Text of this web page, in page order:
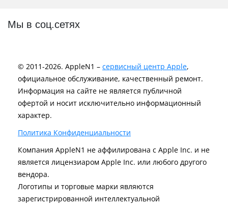
Мы в соц.сетях
© 2011-2026. AppleN1 – сервисный центр Apple,
официальное обслуживание, качественный ремонт.
Информация на сайте не является публичной
офертой и носит исключительно информационный
характер.
Политика Конфиденциальности
Компания AppleN1 не аффилирована c Apple Inc. и не
является лицензиаром Apple Inc. или любого другого
вендора.
Логотипы и торговые марки являются
зарегистрированной интеллектуальной